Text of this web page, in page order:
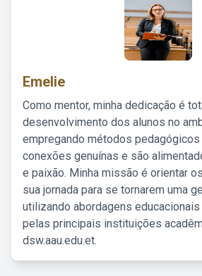
Emelie
Como mentor, minha dedicação é
desenvolvimento dos alunos no
empregando métodos
conexões genuínas e são
e paixão. Minha missão é orientar
sua jornada para se tornarem uma
utilizando abordagens
pelas principais instituições
dsw.aau.edu.et.